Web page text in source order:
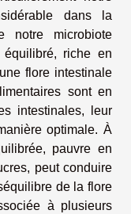
dans la
notre microbiote
riche en
flore intestinale
sont en
intestinales, leur
optimale. À
pauvre en
peut conduire
de la flore
à plusieurs